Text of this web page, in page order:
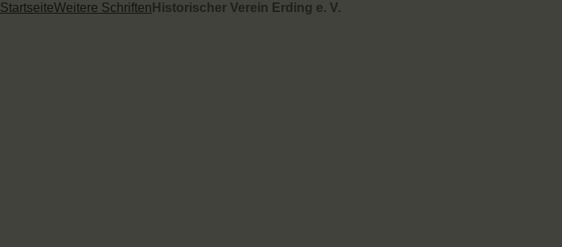
StartseiteWeitere Schriften Historischer Verein Erding e. V.